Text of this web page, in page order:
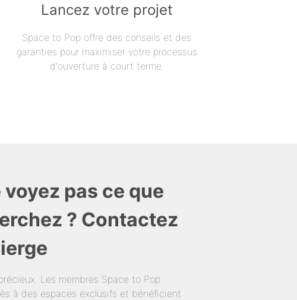
Lancez votre projet
Space to Pop offre des conseils et des
garanties pour maximiser votre processus
d'ouverture à court terme.
voyez pas ce que
? Contactez
Les membres Space to Pop
à des espaces exclusifs et bénéficient